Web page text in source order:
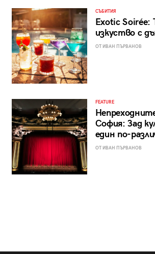
СЪБИТИЯ
Exotic Soirée:
изкуство с
ОТ ИВАН ПЪРВАНОВ
FEATURE
София: Зад
един по-
ОТ ИВАН ПЪРВАНОВ